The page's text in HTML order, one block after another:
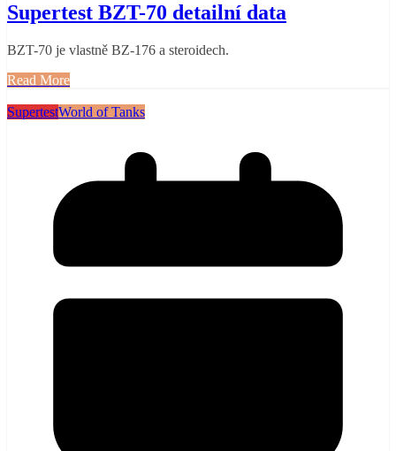
Supertest BZT-70 detailní data
BZT-70 je vlastně BZ-176 a steroidech.
Read More
SupertestWorld of Tanks